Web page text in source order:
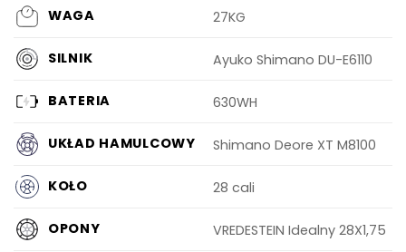
WAGA 27KG
SILNIK Ayuko Shimano DU-E6110
BATERIA 630WH
UKŁAD HAMULCOWY Shimano Deore XT M8100
KOŁO 28 cali
OPONY VREDESTEIN Idealny 28X1,75